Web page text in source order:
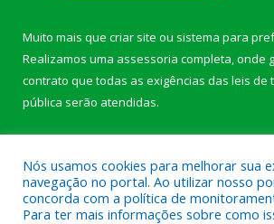
Muito mais que criar site ou sistema para
Realizamos uma assessoria completa, onde
contrato que todas as exigências das leis de
pública serão atendidas.
Nós usamos cookies para melhorar sua
navegação no portal. Ao utilizar nosso
concorda com a política de
Para ter mais informações sobre como